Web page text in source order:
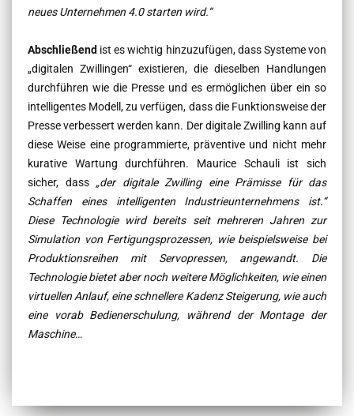
neues Unternehmen 4.0 starten wird.“
Abschließend ist es wichtig hinzuzufügen, dass Systeme von
„digitalen Zwillingen“ existieren, die dieselben Handlungen
durchführen wie die Presse und es ermöglichen über ein so
intelligentes Modell, zu verfügen, dass die Funktionsweise der
Presse verbessert werden kann. DerdigitaleZwilling kann auf
diese Weise eine programmierte, präventive und nicht mehr
kurative Wartung durchführen. Maurice Schauli ist sich
sicher, dass „der digitaleZwilling eine Prämisse für das
Schaffen eines intelligenten Industrieunternehmens ist.“
Diese Technologie wird bereits seit mehreren Jahren zur
Simulation von Fertigungsprozessen, wie beispielsweise bei
Produktionsreihen mit Servopressen, angewandt. Die
Technologie bietet aber noch weitere Möglichkeiten, wie einen
virtuellen Anlauf, eine schnellere Kadenz Steigerung, wie auch
eine vorab Bedienerschulung, während der Montage der
Maschine…